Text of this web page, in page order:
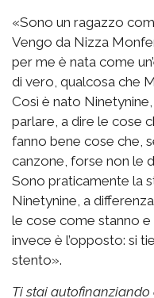
«Sono un ragazzo
Vengo da Nizza
per me è nata come
di vero, qualcosa che
Così è nato
parlare, a dire le cose
fanno bene cose che,
canzone, forse non le
Sono praticamente la
Ninetynine, a
le cose come stanno
invece è l’opposto: si
stento».
Ti stai